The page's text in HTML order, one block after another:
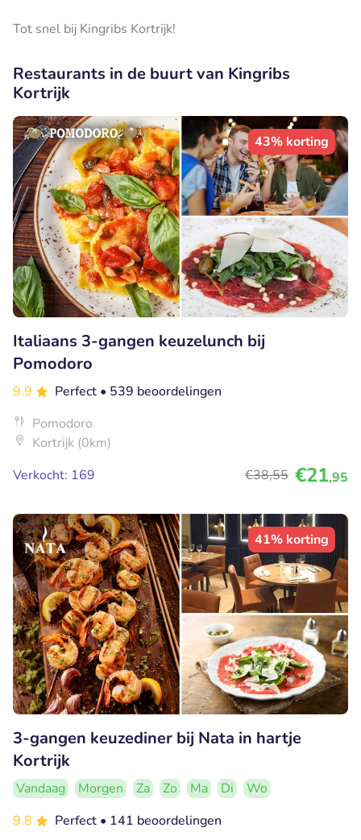
Tot snel bij Kingribs Kortrijk!
Restaurants in de buurt van Kingribs
Kortrijk
43% korting
Italiaans 3-gangen keuzelunch bij
Pomodoro
9.9 Perfect • 539 beoordelingen
Pomodoro
Kortrijk (0km)
Verkocht: 169
€38,55 €21,95
41% korting
3-gangen keuzediner bij Nata in hartje
Kortrijk
Vandaag Morgen Za Zo Ma Di
Wo
9.8
Perfect • 141 beoordelingen